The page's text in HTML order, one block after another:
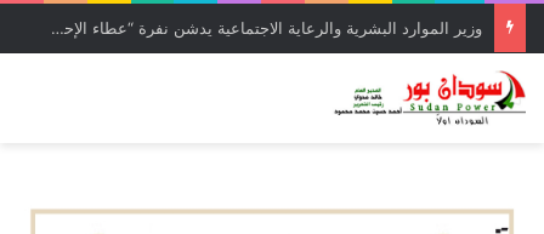
وزير الموارد البشرية والرعاية الاجتماعية يدشن نفرة “عطاء الإحسان (5)” بولاية القضارف بتكلفة تجاوزت 27 مليار جنيه